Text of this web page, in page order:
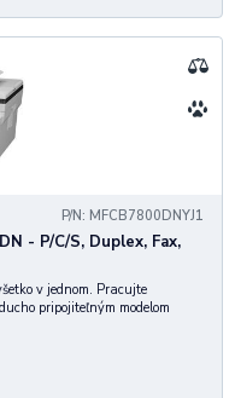
P/N: MFCB7800DNYJ1
- P/C/S, Duplex, Fax,
v jednom. Pracujte
pripojiteľným modelom